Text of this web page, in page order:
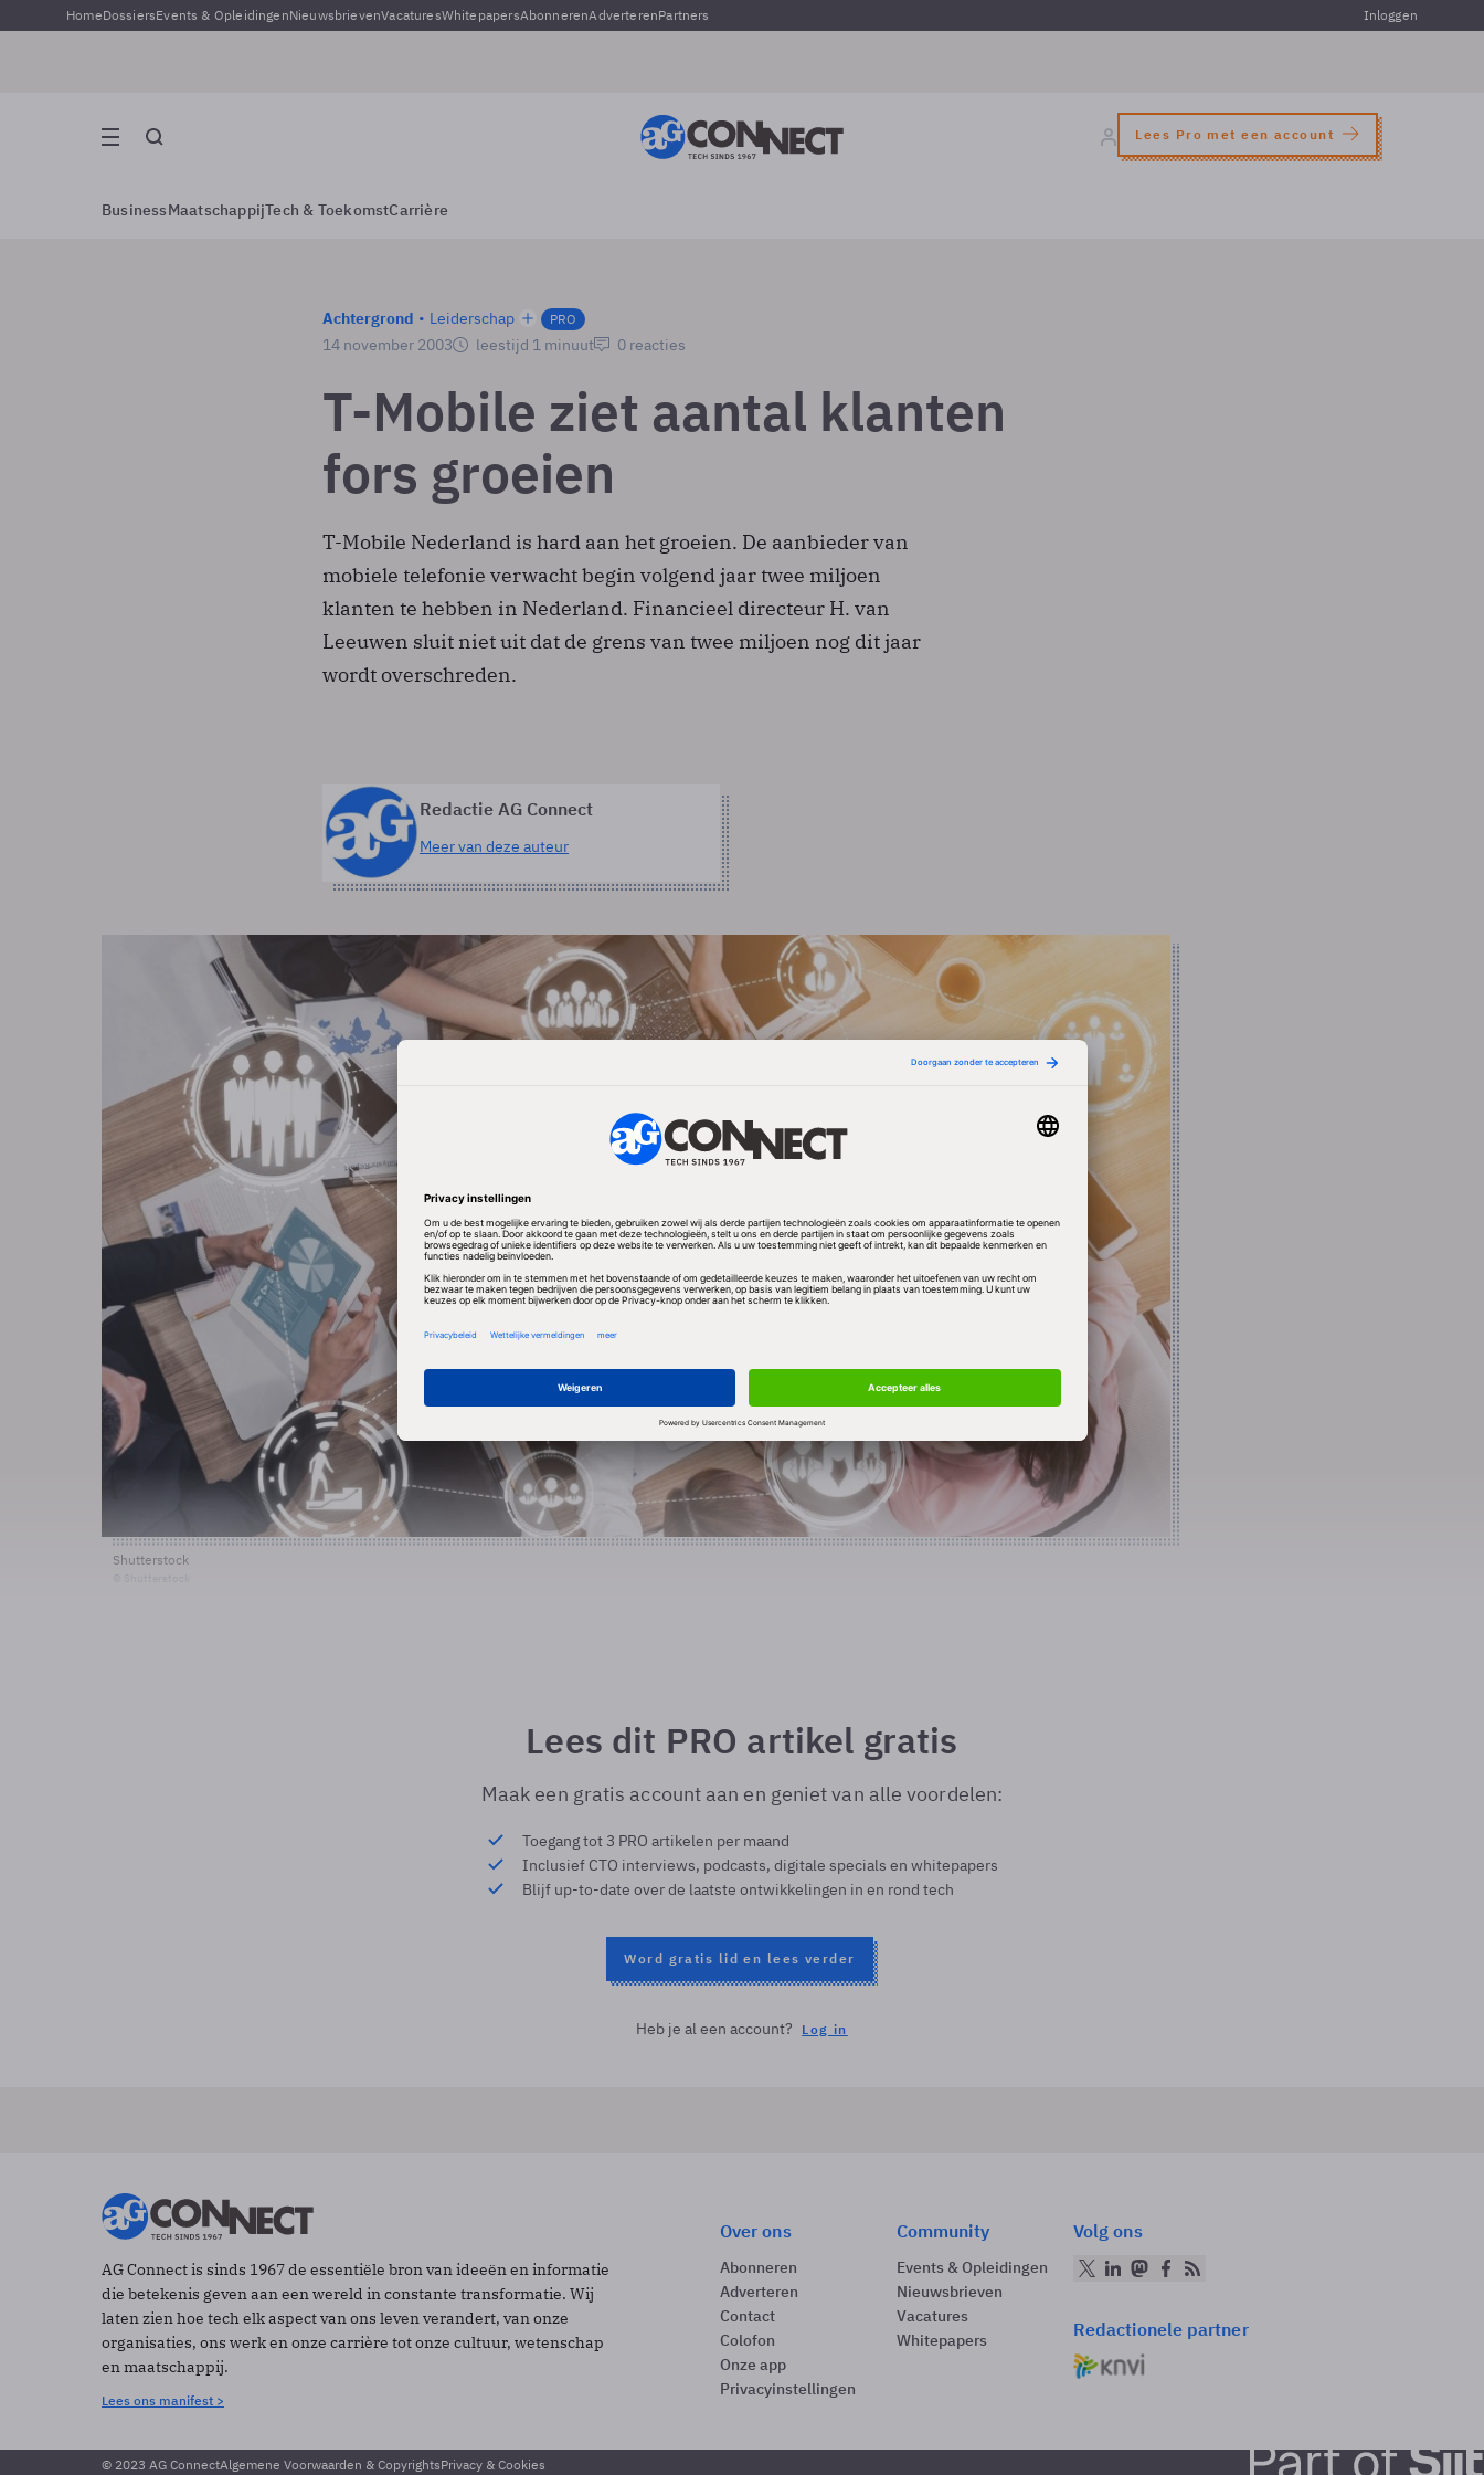
HomeDossiersEvents & OpleidingenNieuwsbrievenVacaturesWhitepapersAbonnerenAdverterenPartners Inloggen
Lees Pro met een account
BusinessMaatschappijTech & ToekomstCarrière
Achtergrond Leiderschap PRO
14 november 2003 leestijd 1 minuut 0 reacties
T-Mobile ziet aantal klanten
fors groeien
T-Mobile Nederland is hard aan het groeien. De aanbieder van
mobiele telefonie verwacht begin volgend jaar twee miljoen
klanten te hebben in Nederland. Financieel directeur H. van
Leeuwen sluit niet uit dat de grens van twee miljoen nog dit jaar
wordt overschreden.
Redactie AG Connect
Meer van deze auteur
Shutterstock
Lees dit PRO artikel gratis
Maak een gratis account aan en geniet van alle voordelen:
Toegang tot 3 PRO artikelen per maand
Inclusief CTO interviews, podcasts, digitale specials en whitepapers
Blijf up-to-date over de laatste ontwikkelingen in en rond tech
Word gratis lid en lees verder
Heb je al een account? Log in
AG Connect is sinds 1967 de essentiële bron van ideeën en informatie
die betekenis geven aan een wereld in constante transformatie. Wij
laten zien hoe tech elk aspect van ons leven verandert, van onze
organisaties, ons werk en onze carrière tot onze cultuur, wetenschap
en maatschappij.
Lees ons manifest >
Over ons
Abonneren
Adverteren
Contact
Colofon
Onze app
Privacyinstellingen
Community
Events & Opleidingen
Nieuwsbrieven
Vacatures
Whitepapers
Volg ons
Redactionele partner
© 2023 AG ConnectAlgemene Voorwaarden & CopyrightsPrivacy & Cookies